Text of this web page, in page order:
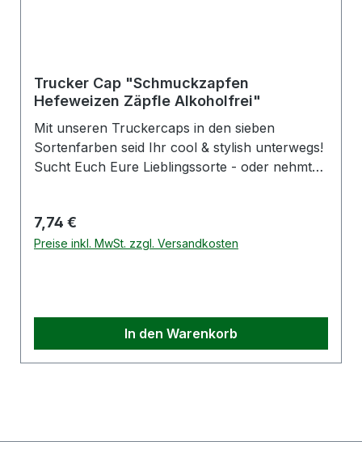
Trucker Cap "Schmuckzapfen
Hefeweizen Zäpfle Alkoholfrei"
Mit unseren Truckercaps in den sieben
Sortenfarben seid Ihr cool & stylish unterwegs!
Sucht Euch Eure Lieblingssorte - oder nehmt
Label Hersteller:S.Punkt Marketing & Event
GmbHBöblinger Straße 7 – 970178 StuttgartE-
Regulärer Preis:
7,74 €
Preise inkl. MwSt. zzgl. Versandkosten
In den Warenkorb